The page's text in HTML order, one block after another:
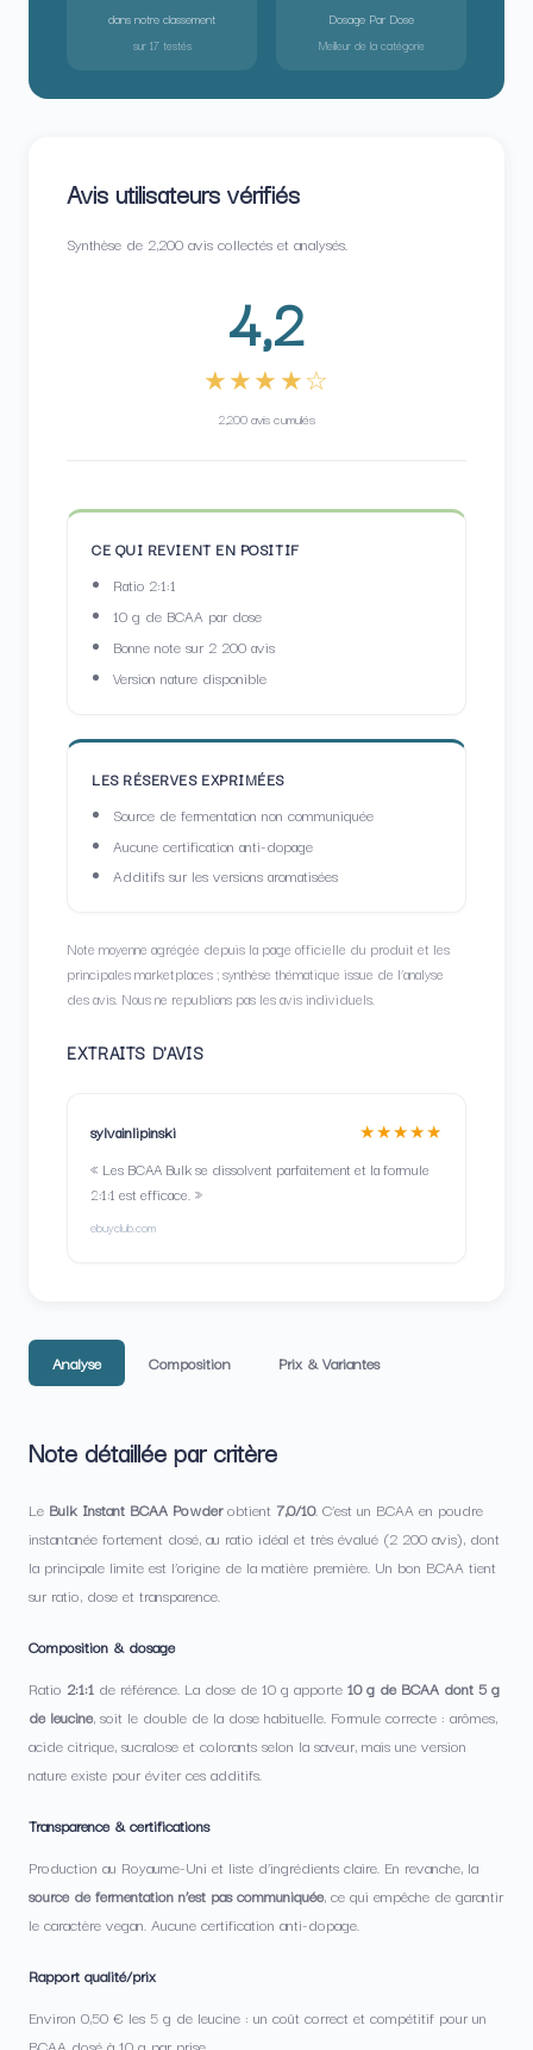
dans notre classement
sur 17 testés
Dosage Par Dose
Meilleur de la catégorie
Avis utilisateurs vérifiés
Synthèse de 2,200 avis collectés et analysés.
4,2
★★★★☆
2,200 avis cumulés
CE QUI REVIENT EN POSITIF
Ratio 2:1:1
10 g de BCAA par dose
Bonne note sur 2 200 avis
Version nature disponible
LES RÉSERVES EXPRIMÉES
Source de fermentation non communiquée
Aucune certification anti-dopage
Additifs sur les versions aromatisées
Note moyenne agrégée depuis la page officielle du produit et les
principales marketplaces ; synthèse thématique issue de l’analyse
des avis. Nous ne republions pas les avis individuels.
EXTRAITS D'AVIS
sylvainlipinski ★★★★★
« Les BCAA Bulk se dissolvent parfaitement et la formule
2:1:1 est efficace. »
ebuyclub.com
Analyse Composition Prix & Variantes
Note détaillée par critère
Le Bulk Instant BCAA Powderobtient 7,0/10. C’est un BCAA en poudre
instantanée fortement dosé, au ratio idéal et très évalué (2 200 avis), dont
la principale limite est l’origine de la matière première. Un bon BCAA tient
sur ratio, dose et transparence.
Composition & dosage
Ratio 2:1:1 de référence. La dose de 10 g apporte 10 g de BCAA dont 5 g
de leucine, soit le double de la dose habituelle. Formule correcte : arômes,
acide citrique, sucralose et colorants selon la saveur, mais une version
nature existe pour éviter ces additifs.
Transparence & certifications
Production au Royaume-Uni et liste d’ingrédients claire. En revanche, la
source de fermentation n’est pas communiquée, ce qui empêche de garantir
le caractère vegan. Aucune certification anti-dopage.
Rapport qualité/prix
Environ 0,50 € les 5 g de leucine : un coût correct et compétitif pour un